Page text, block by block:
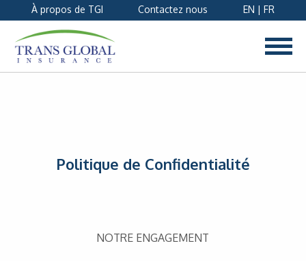
À propos de TGI Contactez nous EN |FR
Politique de Confidentialité
NOTRE ENGAGEMENT